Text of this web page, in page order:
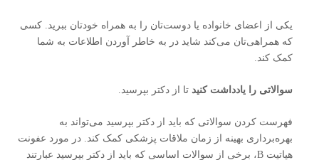
یکی از اعضای خانواده یا دوست‌تان را به همراه خودتان ببرید. کسی
که همراهی‌تان می‌کند شاید در به خاطر آوردن اطلاعات به شما
کمک کند.
سوالاتی را یادداشت کنید تا از دکتر بپرسید.
فهرست کردن سوالاتی که باید از دکتر بپرسید می‌تواند به
بهره‌برداری بهینه از زمان ملاقات پزشکی کمک کند. در مورد عفونت
هپاتیت B، برخی از سوالات اساسی که باید از دکتر بپرسید عبارتند